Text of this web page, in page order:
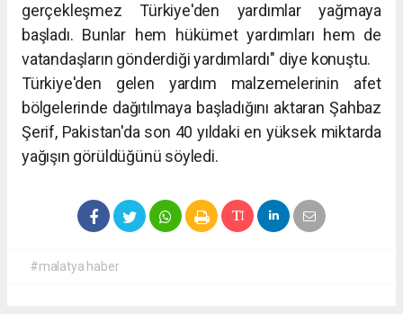
gerçekleşmez Türkiye'den yardımlar yağmaya
başladı. Bunlar hem hükümet yardımları hem de
vatandaşların gönderdiği yardımlardı" diye konuştu.
Türkiye'den gelen yardım malzemelerinin afet
bölgelerinde dağıtılmaya başladığını aktaran Şahbaz
Şerif, Pakistan'da son 40 yıldaki en yüksek miktarda
yağışın görüldüğünü söyledi.
#malatya haber